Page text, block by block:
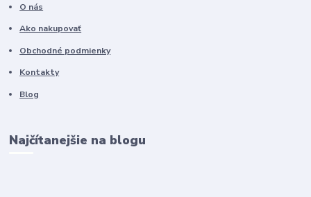
O nás
Ako nakupovať
Obchodné podmienky
Kontakty
Blog
Najčítanejšie na blogu